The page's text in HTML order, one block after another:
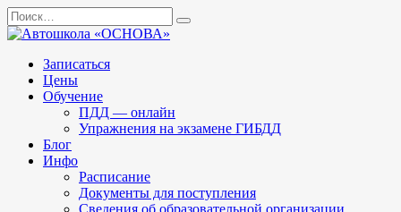
Перейти
к
Search
for:
Записаться
Цены
Обучение
ПДД — онлайн
Упражнения на экзамене ГИБДД
Блог
Инфо
Расписание
Документы для поступления
Сведения об образовательной организации